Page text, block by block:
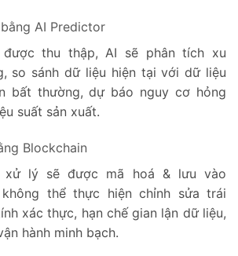
AI Predictor
thu thập, AI sẽ phân tích xu
so sánh dữ liệu hiện tại với dữ liệu
bất thường, dự báo nguy cơ hỏng
suất sản xuất.
Blockchain
xử lý sẽ được mã hoá & lưu vào
không thể thực hiện chỉnh sửa trái
xác thực, hạn chế gian lận dữ liệu,
hành minh bạch.